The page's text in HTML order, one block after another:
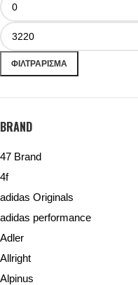
ΦΙΛΤΡΆΡΙΣΜΑ
BRAND
47 Brand
4f
adidas Originals
adidas performance
Adler
Allright
Alpinus